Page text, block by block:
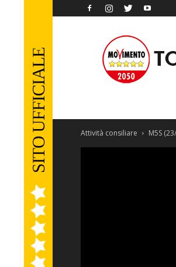
Movimento
5
Stelle
Toscana
Attività consiliare M5S